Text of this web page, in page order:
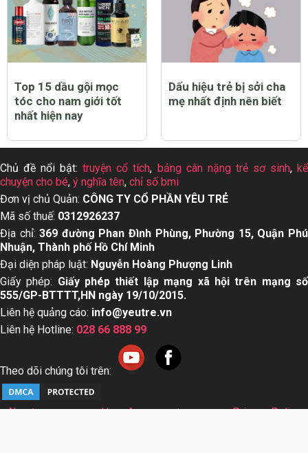
Top 15 dầu gội mọc
tóc cho nam giới tốt
nhất hiện nay
Dấu hiệu trẻ bị sởi cha
mẹ nhất định nên biết
Chủ đề nổi bật:truyện cổ tích, bảng cân nặng trẻ sơ sinh,kể
chuyện cho bé, ý nghĩa tên, chỉ số bmi
Đơn vị chủ Quản: CÔNG TY CỔ PHẦN YÊU TRẺ
Mã số thuế: 0312926237
Địa chỉ:369 đường Phan Đình Phùng, Phường 15, Quận Phú
Nhuận, Thành phố Hồ Chí Minh
Đại diện pháp luật: Nguyễn Hoàng Phượng Linh
Giấy phép: Giấy phép thiết lập mạng xã hội trên mạng số
555/GP-BTTTT,HN ngày 19/10/2015.
Liên hệ quảng cáo: info@yeutre.vn
Liên hệ Hotline: 028 66 888 99
Theo dõi chúng tôi trên:
About us User Agreement
Privacy Policy